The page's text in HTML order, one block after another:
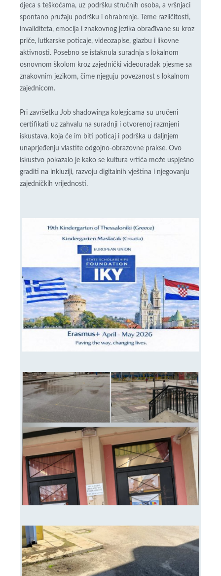
djeca s teškoćama, uz podršku stručnih osoba, a vršnjaci
spontano pružaju podršku i ohrabrenje. Teme različitosti,
invaliditeta, emocija i znakovnog jezika obrađivane su kroz
priče, lutkarske poticaje, videozapise, glazbu i likovne
aktivnosti. Posebno se istaknula suradnja s lokalnom
osnovnom školom kroz zajednički videouradak pjesme sa
znakovnim jezikom, čime njeguju povezanost s lokalnom
zajednicom.
Pri završetku Job shadowinga kolegicama su uručeni
certifikati uz zahvalu na suradnji i otvorenoj razmjeni
iskustava, koja će im biti poticaj i podrška u daljnjem
unaprjeđenju vlastite odgojno-obrazovne prakse. Ovo
iskustvo pokazalo je kako se kultura vrtića može uspješno
graditi na inkluziji, razvoju digitalnih vještina i njegovanju
zajedničkih vrijednosti.